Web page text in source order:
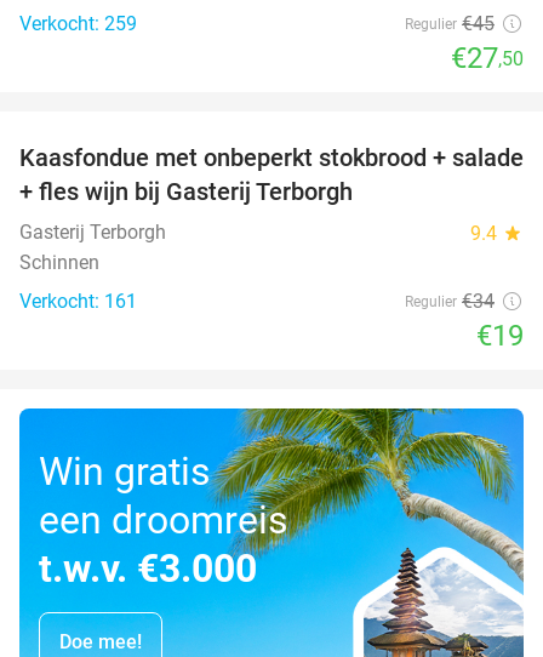
Verkocht: 259
Regulier €45
€27,50
44%
Kaasfondue met onbeperkt stokbrood + salade
+ fles wijn bij Gasterij Terborgh
Gasterij Terborgh 9.4 star
Schinnen
Verkocht: 161
Regulier €34
€19
Win gratis
een droomreis
t.w.v. €3.000
Doe mee!